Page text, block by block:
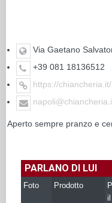
Via Gaetano
+39 081 18136512
https://chiancheria.it/
Aperto sempre pranzo e
PARLANO DI LUI
Foto Prodotto
il